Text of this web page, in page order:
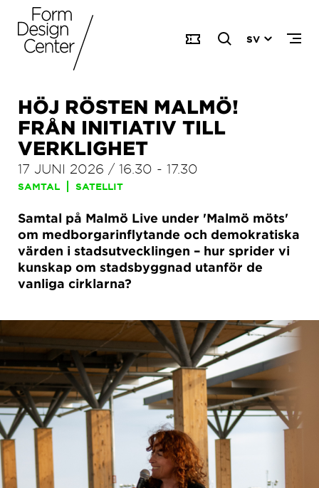
SV
HÖJ RÖSTEN MALMÖ!
FRÅN INITIATIV TILL
VERKLIGHET
17 JUNI 2026 / 16.30 - 17.30
SAMTAL SATELLIT
Samtal på Malmö Live under 'Malmö möts'
om medborgarinflytande och demokratiska
värden i stadsutvecklingen – hur sprider vi
kunskap om stadsbyggnad utanför de
vanliga cirklarna?